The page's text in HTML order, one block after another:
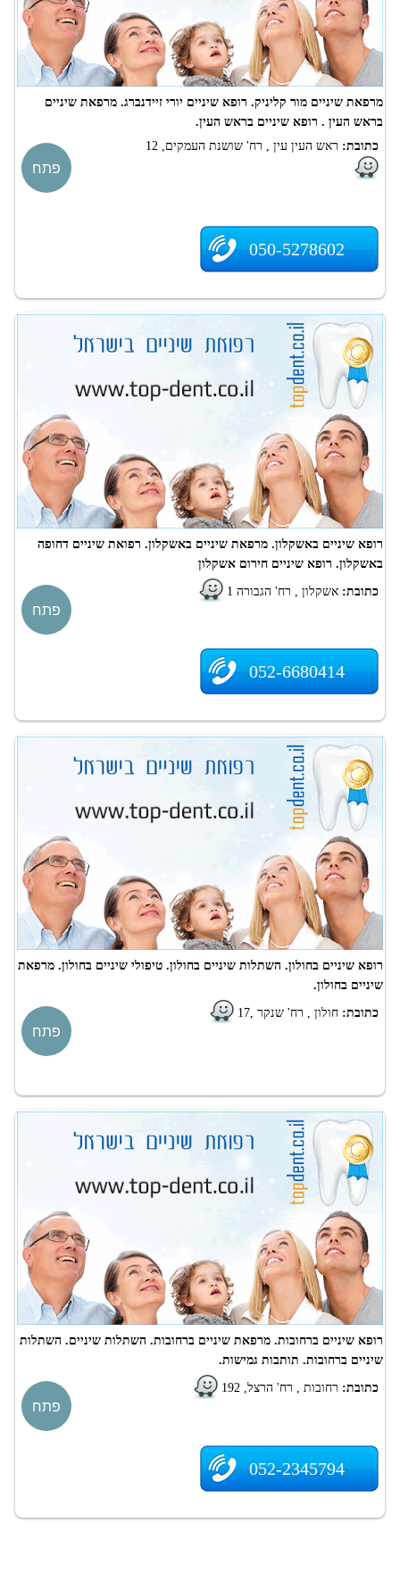
מרפאת שיניים מור קליניק. רופא שיניים יורי זיידנברג. מרפאת שיניים
בראש העין . רופא שיניים בראש העין.
כתובת: ראש העין עין , רח' שושנת העמקים, 12
050-5278602
פתח
רופא שיניים באשקלון. מרפאת שיניים באשקלון. רפואת שיניים דחופה
באשקלון. רופא שיניים חירום אשקלון
כתובת: אשקלון , רח' הגבורה 1
052-6680414
פתח
רופא שיניים בחולון. השתלות שיניים בחולון. טיפולי שיניים בחולון. מרפאת
שיניים בחולון.
כתובת: חולון , רח' שנקר ,17
פתח
רופא שיניים ברחובות. מרפאת שיניים ברחובות. השתלות שיניים. השתלות
שיניים ברחובות. תותבות גמישות.
כתובת: רחובות , רח' הרצל, 192
052-2345794
פתח